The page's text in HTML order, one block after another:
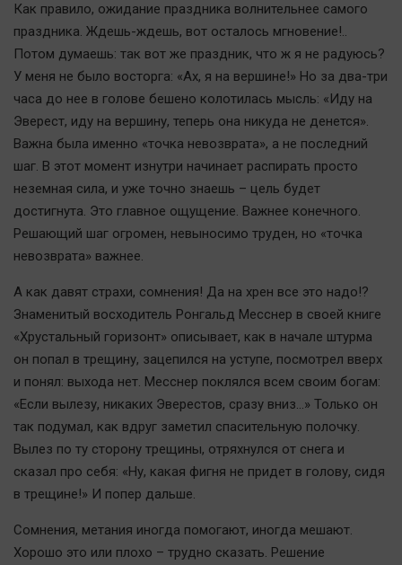
Челябинск космический
Другие рубрики
Bookworms
English version
Online-консультация
Актуальная тема
Блогеркуль
Быстрый медиазавод
Вкусное
Гороскоп
Дети
ЖКХ
Качество жизни
Конкурс
Наука
Как правило, ожидание праздника волнительнее самого
праздника. Ждешь-ждешь, вот осталось мгновение!..
Потом думаешь: так вот же праздник, что ж я не радуюсь?
У меня не было восторга: «Ах, я на вершине!» Но за два-три
часа до нее в голове бешено колотилась мысль: «Иду на
Эверест, иду на вершину, теперь она никуда не денется».
Важна была именно «точка невозврата», а не последний
шаг. В этот момент изнутри начинает распирать просто
неземная сила, и уже точно знаешь – цель будет
достигнута. Это главное ощущение. Важнее конечного.
Решающий шаг огромен, невыносимо труден, но «точка
невозврата» важнее.
А как давят страхи, сомнения! Да на хрен все это надо!?
Знаменитый восходитель Ронгальд Месснер в своей книге
«Хрустальный горизонт» описывает, как в начале штурма
он попал в трещину, зацепился на уступе, посмотрел вверх
и понял: выхода нет. Месснер поклялся всем своим богам:
«Если вылезу, никаких Эверестов, сразу вниз…» Только он
так подумал, как вдруг заметил спасительную полочку.
Вылез по ту сторону трещины, отряхнулся от снега и
сказал про себя: «Ну, какая фигня не придет в голову, сидя
в трещине!» И попер дальше.
Сомнения, метания иногда помогают, иногда мешают.
Хорошо это или плохо – трудно сказать. Решение